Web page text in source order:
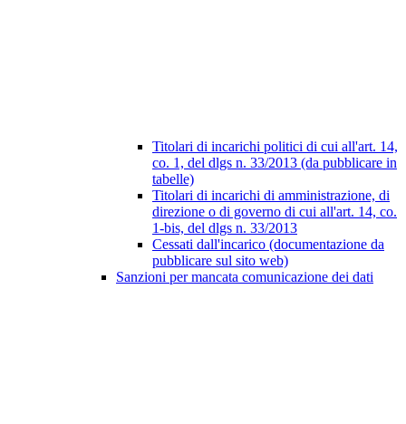
Titolari di incarichi politici di cui all'art. 14,
co. 1, del dlgs n. 33/2013 (da pubblicare in
tabelle)
Titolari di incarichi di amministrazione, di
direzione o di governo di cui all'art. 14, co.
1-bis, del dlgs n. 33/2013
Cessati dall'incarico (documentazione da
pubblicare sul sito web)
Sanzioni per mancata comunicazione dei dati